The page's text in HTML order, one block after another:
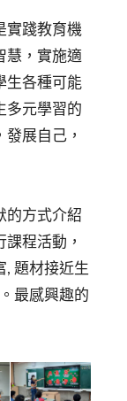
實踐教育機
慧，實施適
生各種可能
多元學習的
展自己，
的方式介紹
程活動，
, 題材接近生
最感興趣的